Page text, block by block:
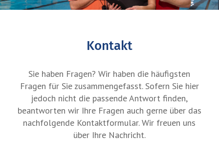
Kontakt
Sie haben Fragen? Wir haben die häufigsten
Fragen für Sie zusammengefasst. Sofern Sie hier
jedoch nicht die passende Antwort finden,
beantworten wir Ihre Fragen auch gerne über das
nachfolgende Kontaktformular. Wir freuen uns
über Ihre Nachricht.